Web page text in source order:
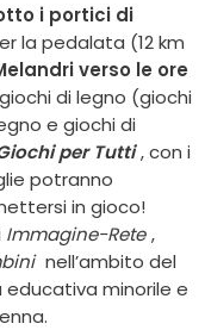
i portici di
la pedalata (12 km
verso le ore
di legno (giochi
e giochi di
per Tutti , con i
potranno
in gioco!
Immagine-Rete ,
nell’ambito del
minorile e